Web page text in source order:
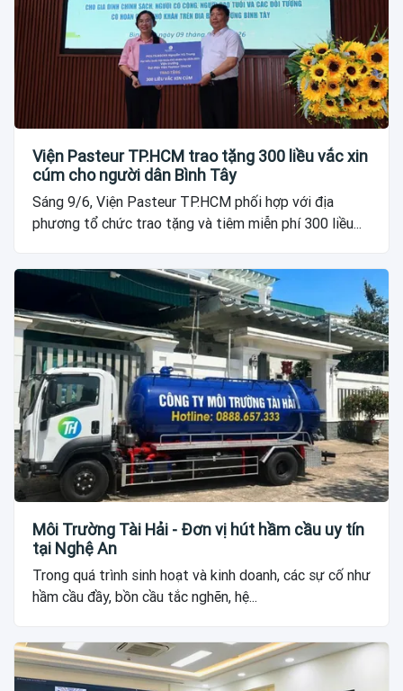
Viện Pasteur TP.HCM trao tặng 300 liều vắc xin
cúm cho người dân Bình Tây
Sáng 9/6, Viện Pasteur TP.HCM phối hợp với địa
phương tổ chức trao tặng và tiêm miễn phí 300 liều...
Môi Trường Tài Hải - Đơn vị hút hầm cầu uy tín
tại Nghệ An
Trong quá trình sinh hoạt và kinh doanh, các sự cố như
hầm cầu đầy, bồn cầu tắc nghẽn, hệ...